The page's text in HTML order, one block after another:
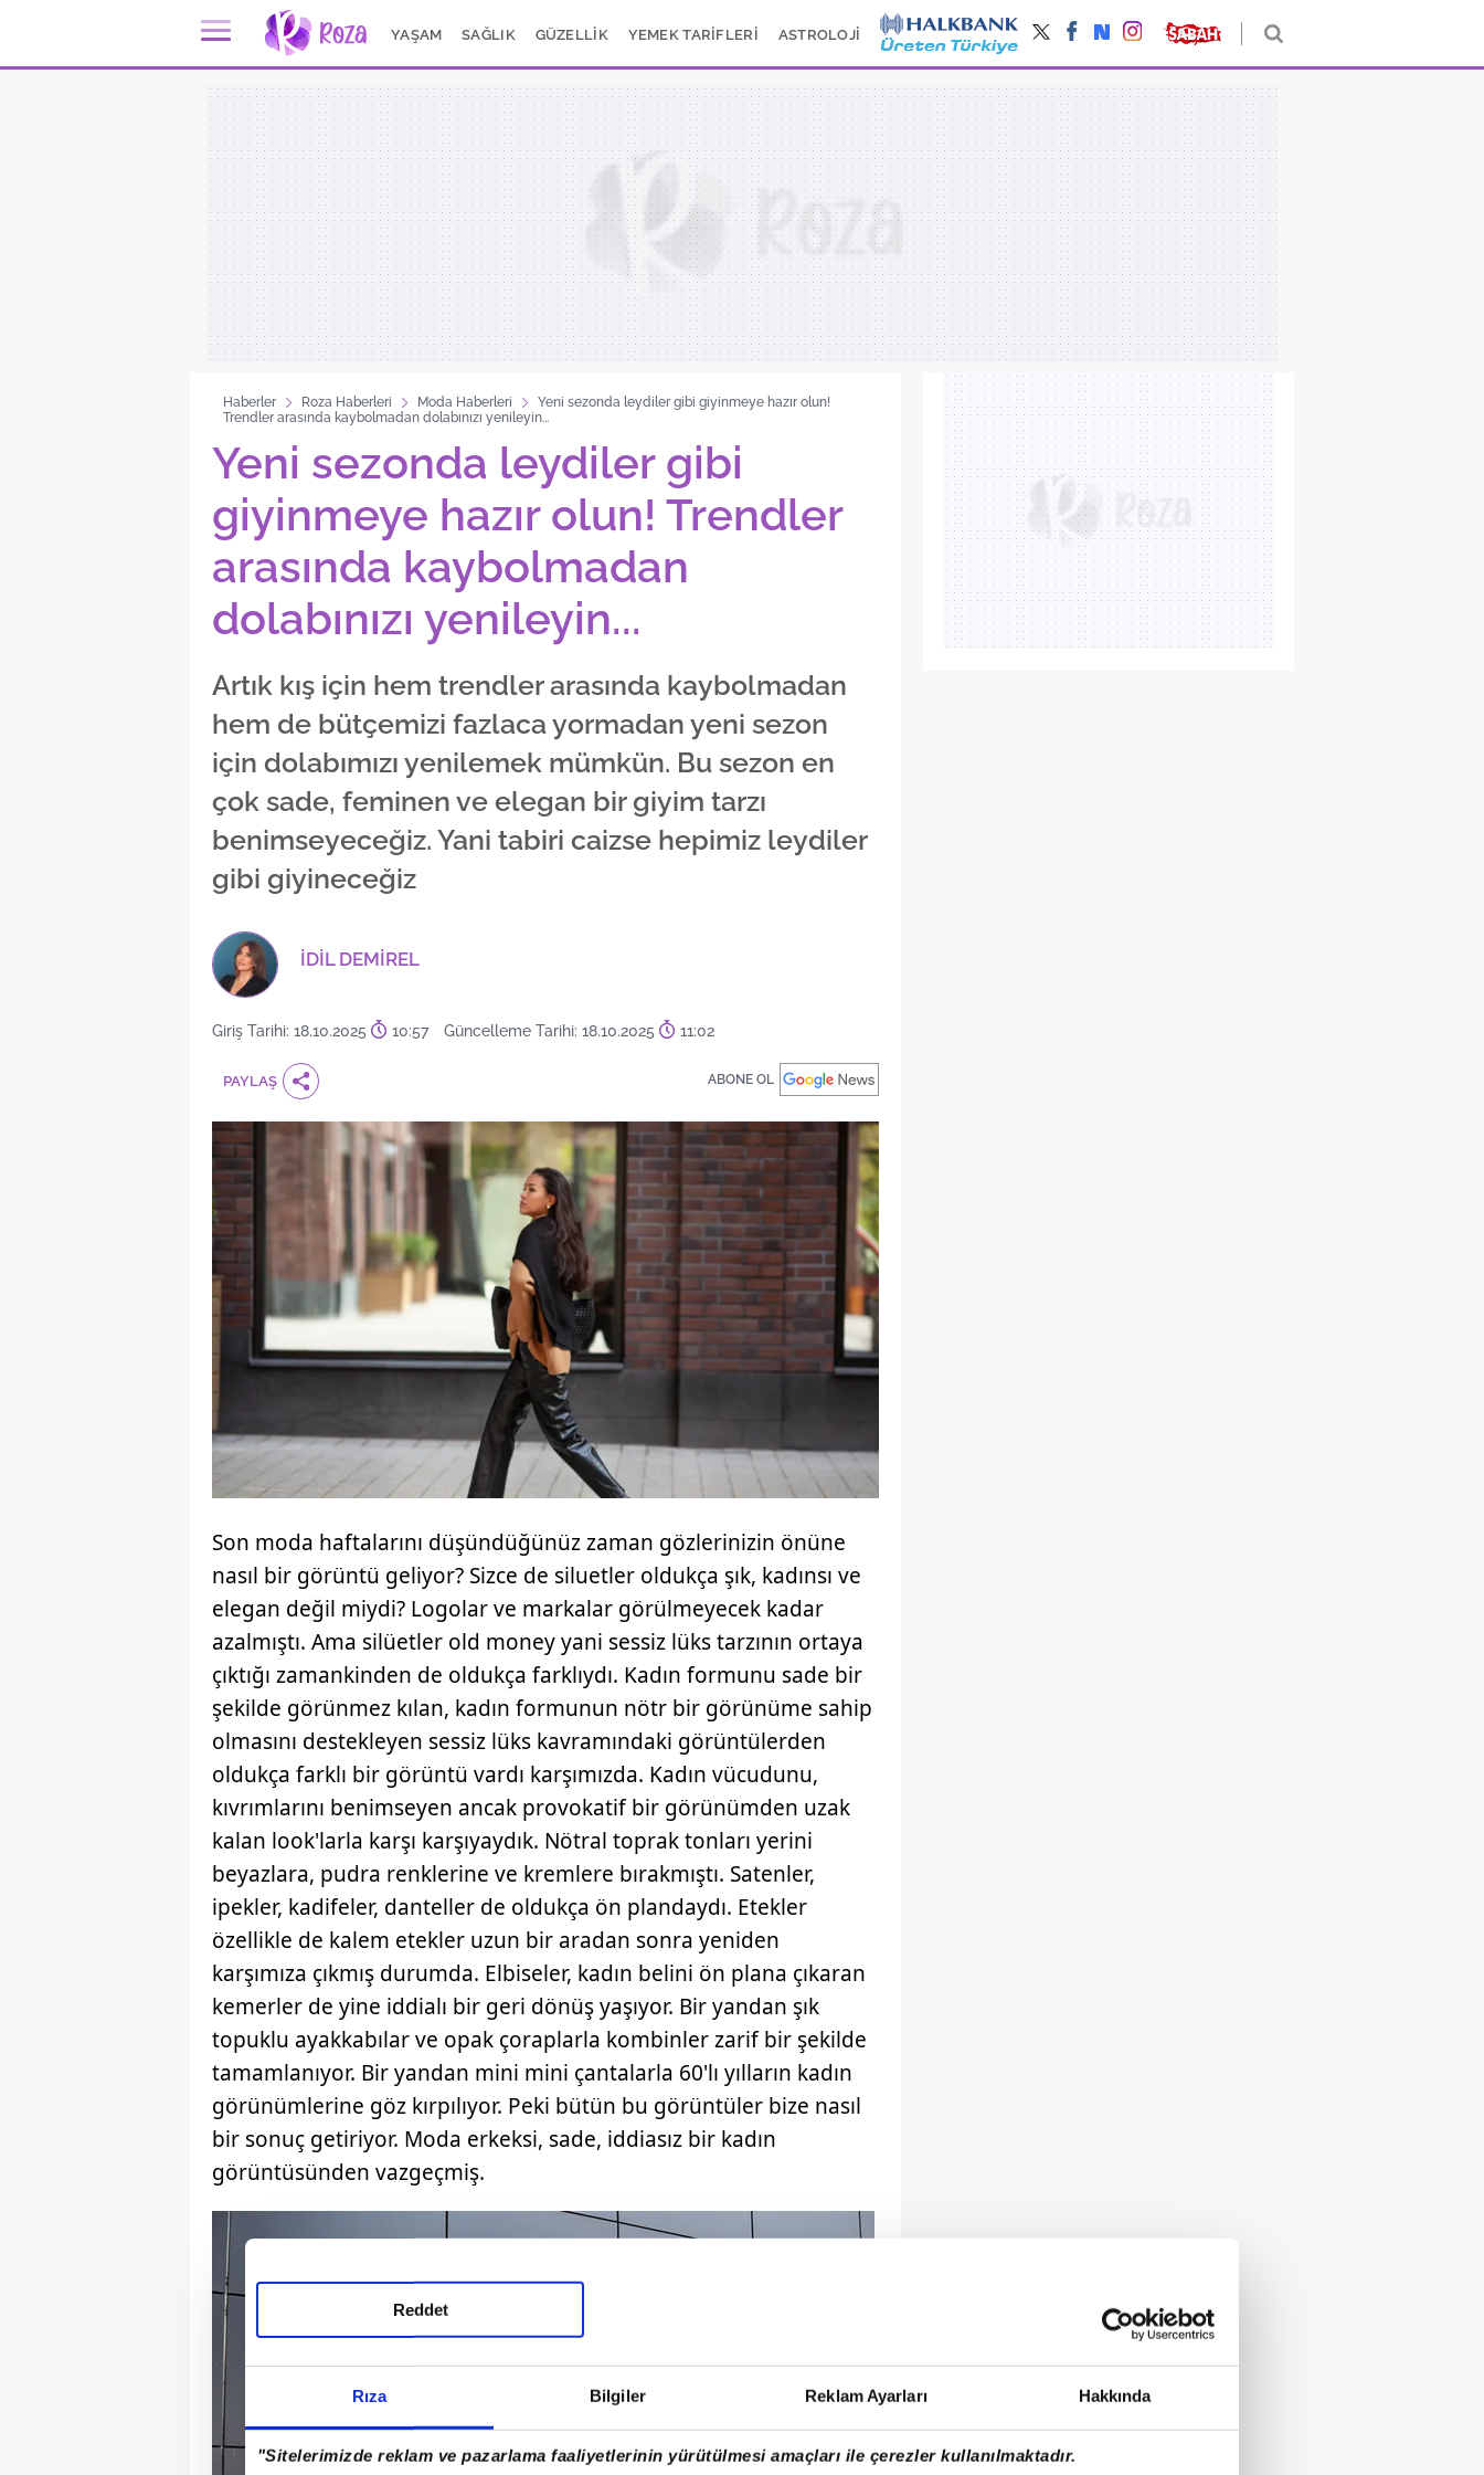
Rıza Bilgiler Reklam Ayarları Hakkında
"Sitelerimizde reklam ve pazarlama faaliyetlerinin yürütülmesi amaçları ile çerezler kullanılmaktadır.
Reddet
YAŞAM SAĞLIK GÜZELLİK YEMEK TARİFLERİ ASTROLOJİ
Haberler Roza Haberleri Moda Haberleri
Yeni sezonda leydiler gibi giyinmeye hazır olun!
Trendler arasında kaybolmadan dolabınızı yenileyin...
Yeni sezonda leydiler gibi
giyinmeye hazır olun! Trendler
arasında kaybolmadan
dolabınızı yenileyin...
Artık kış için hem trendler arasında kaybolmadan
hem de bütçemizi fazlaca yormadan yeni sezon
için dolabımızı yenilemek mümkün. Bu sezon en
çok sade, feminen ve elegan bir giyim tarzı
benimseyeceğiz. Yani tabiri caizse hepimiz leydiler
gibi giyineceğiz
İDİL DEMİREL
Giriş Tarihi: 18.10.2025 10:57 Güncelleme Tarihi: 18.10.2025 11:02
PAYLAŞ ABONE OL
Son moda haftalarını düşündüğünüz zaman gözlerinizin önüne
nasıl bir görüntü geliyor? Sizce de siluetler oldukça şık, kadınsı ve
elegan değil miydi? Logolar ve markalar görülmeyecek kadar
azalmıştı. Ama silüetler old money yani sessiz lüks tarzının ortaya
çıktığı zamankinden de oldukça farklıydı. Kadın formunu sade bir
şekilde görünmez kılan, kadın formunun nötr bir görünüme sahip
olmasını destekleyen sessiz lüks kavramındaki görüntülerden
oldukça farklı bir görüntü vardı karşımızda. Kadın vücudunu,
kıvrımlarını benimseyen ancak provokatif bir görünümden uzak
kalan look'larla karşı karşıyaydık. Nötral toprak tonları yerini
beyazlara, pudra renklerine ve kremlere bırakmıştı. Satenler,
ipekler, kadifeler, danteller de oldukça ön plandaydı. Etekler
özellikle de kalem etekler uzun bir aradan sonra yeniden
karşımıza çıkmış durumda. Elbiseler, kadın belini ön plana çıkaran
kemerler de yine iddialı bir geri dönüş yaşıyor. Bir yandan şık
topuklu ayakkabılar ve opak çoraplarla kombinler zarif bir şekilde
tamamlanıyor. Bir yandan mini mini çantalarla 60'lı yılların kadın
görünümlerine göz kırpılıyor. Peki bütün bu görüntüler bize nasıl
bir sonuç getiriyor. Moda erkeksi, sade, iddiasız bir kadın
görüntüsünden vazgeçmiş.